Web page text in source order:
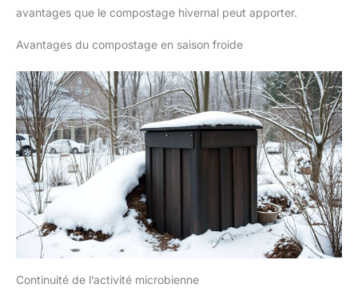
avantages que le compostage hivernal peut apporter.
Avantages du compostage en saison froide
Continuité de l’activité microbienne